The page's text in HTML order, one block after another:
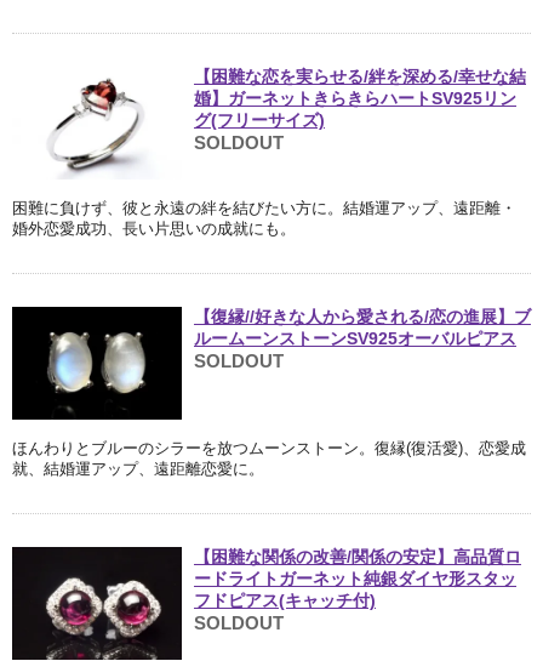
【困難な恋を実らせる/絆を深める/幸せな結
婚】ガーネットきらきらハートSV925リン
グ(フリーサイズ)
SOLDOUT
困難に負けず、彼と永遠の絆を結びたい方に。結婚運アップ、遠距離・
婚外恋愛成功、長い片思いの成就にも。
【復縁//好きな人から愛される/恋の進展】ブ
ルームーンストーンSV925オーバルピアス
SOLDOUT
ほんわりとブルーのシラーを放つムーンストーン。復縁(復活愛)、恋愛成
就、結婚運アップ、遠距離恋愛に。
【困難な関係の改善/関係の安定】高品質ロ
ードライトガーネット純銀ダイヤ形スタッ
フドピアス(キャッチ付)
SOLDOUT